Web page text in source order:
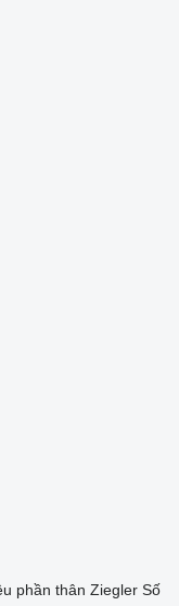
phần thân Ziegler Số